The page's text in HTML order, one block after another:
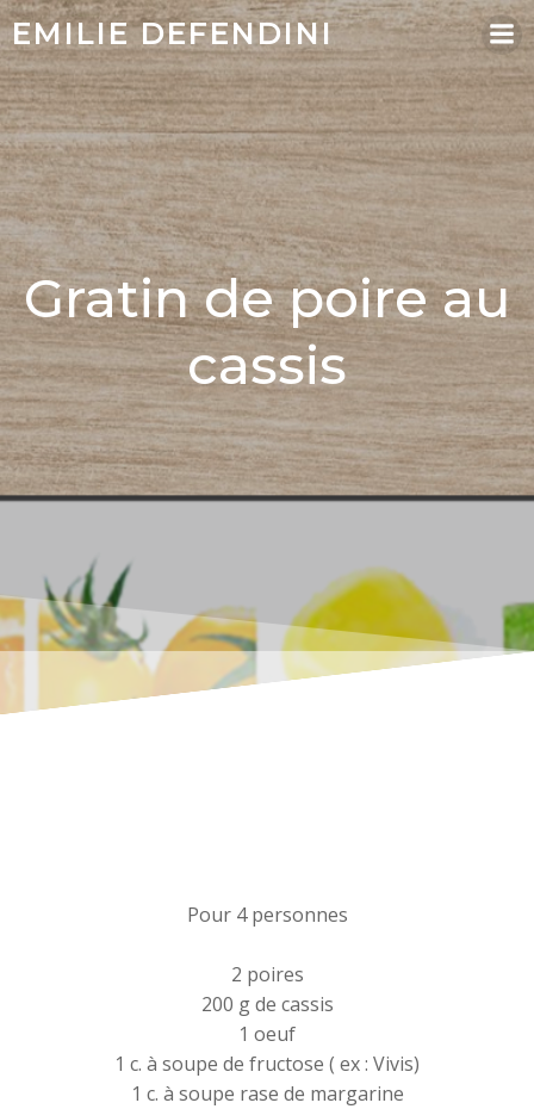
EMILIE DEFENDINI
Gratin de poire au
cassis
Pour 4 personnes
2 poires
200 g de cassis
1 oeuf
1 c. à soupe de fructose ( ex : Vivis)
1 c. à soupe rase de margarine